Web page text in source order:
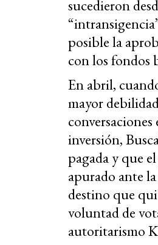
sucedieron
posible la
con los fondos
En abril,
mayor
inversión,
pagada y que
apurado ante
destino que
voluntad de
autoritarismo